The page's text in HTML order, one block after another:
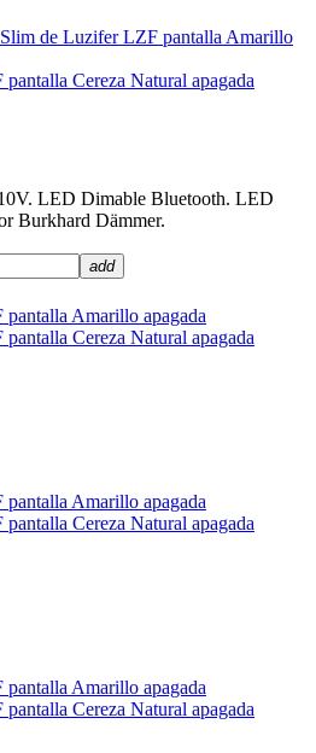
LED Dimable Bluetooth. LED
Burkhard Dämmer.
add